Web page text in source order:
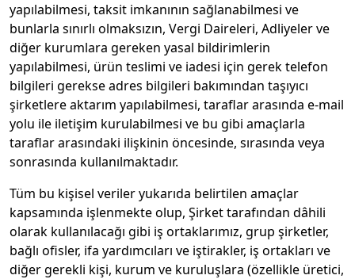
yapılabilmesi, taksit imkanının sağlanabilmesi ve
bunlarla sınırlı olmaksızın, Vergi Daireleri, Adliyeler ve
diğer kurumlara gereken yasal bildirimlerin
yapılabilmesi, ürün teslimi ve iadesi için gerek telefon
bilgileri gerekse adres bilgileri bakımından taşıyıcı
şirketlere aktarım yapılabilmesi, taraflar arasında e-mail
yolu ile iletişim kurulabilmesi ve bu gibi amaçlarla
taraflar arasındaki ilişkinin öncesinde, sırasında veya
sonrasında kullanılmaktadır.
Tüm bu kişisel veriler yukarıda belirtilen amaçlar
kapsamında işlenmekte olup, Şirket tarafından dâhili
olarak kullanılacağı gibi iş ortaklarımız, grup şirketler,
bağlı ofisler, ifa yardımcıları ve iştirakler, iş ortakları ve
diğer gerekli kişi, kurum ve kuruluşlara (özellikle üretici,